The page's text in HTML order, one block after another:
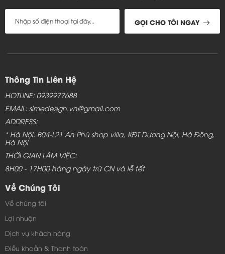
GỌI CHO TÔI NGAY
Thông Tin Liên Hệ
HOTLINE: 0939977688
EMAIL: simedesign.vn@gmail.com
ADDRESS:
* Hà Nội: B04-L21 An Phú shop villa, KĐT Dương Nội, Hà Đông,
Hà Nội
THỜI GIAN LÀM VIỆC:
8H00 - 17H00 hàng ngày trừ CN và lễ tết
Về Chúng Tôi
Về chúng tôi
Lợi nhuận
Dịch vụ khách hàng
Điều khoản & Thanh toán